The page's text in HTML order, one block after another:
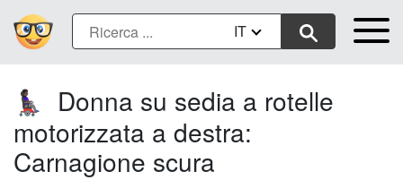
IT
👩🏿‍🦼‍➡️
Donna su sedia a rotelle
motorizzata a destra:
Carnagione scura